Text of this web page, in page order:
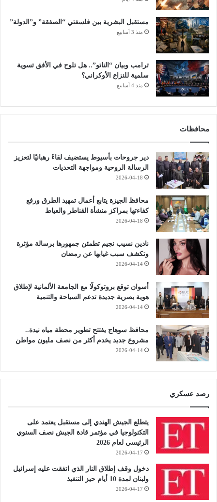
مستقبل البشرية بين فلسفتي “الصفقة” و”الدولة”
منذ 3 أسابيع
ترامب وبيان “الناتو”.. هل تلوح في الأفق تسوية
سلمية للنزاع الأوكراني؟
منذ 4 أسابيع
محافظات
دير جروحات بأسيوط يستضيف لقاءً رهبانيًا لتعزيز
الرسالة الروحية ومواجهة التحديات
2026-04-18
محافظ الجيزة يتابع أعمال تمهيد الطرق ورفع
كفاءتها بمراكز منشأة القناطر والعياط
2026-04-18
نادين نسيب نجيم تطمئن جمهورها برسالة مؤثرة
وتكشف سبب غيابها عن رمضان
2026-04-14
أسوان توقع بروتوكولًا مع الجامعة الألمانية لإطلاق
هوية بصرية جديدة تدعم السياحة والتنمية
2026-04-14
محافظ سوهاج يفتتح تطوير محطة مياه نيدة..
مشروع جديد يخدم أكثر من نصف مليون مواطن
2026-04-14
رصد عسكري
يتطلع الجيش الهندي إلى مستقبل يعتمد على
التكنولوجيا في مؤتمر قادة الجيش نصف السنوي
الرئيسي لعام 2026
2026-04-17
دخول وقف إطلاق النار الذي اتفقت عليه إسرائيل
ولبنان لمدة 10 أيام حيز التنفيذ
2026-04-17